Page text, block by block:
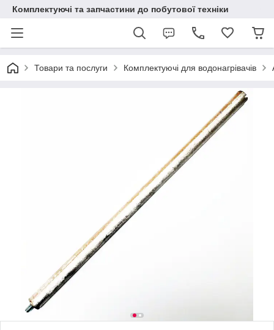
Комплектуючі та запчастини до побутової техніки
Товари та послуги Комплектуючі для водонагрівачів